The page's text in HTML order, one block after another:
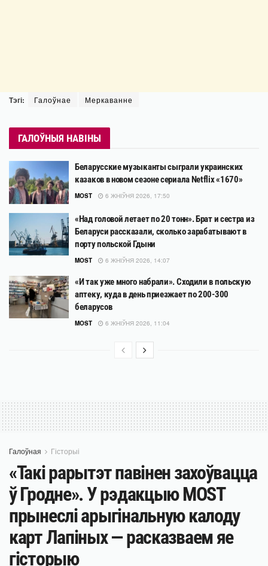
Тэгі: Галоўнае Меркаванне
ГАЛОЎНЫЯ НАВІНЫ
Беларусские музыканты сыграли украинских
казаков в новом сезоне сериала Netflix «1670»
MOST 6 ЖНІЎНЯ 2026, 17:50
«Над головой летает по 20 тонн». Брат и сестра из
Беларуси рассказали, сколько зарабатывают в
порту польской Гдыни
MOST 6 ЖНІЎНЯ 2026, 14:07
«И так уже много набрали». Сходили в польскую
аптеку, куда в день приезжает по 200-300
беларусов
MOST 6 ЖНІЎНЯ 2026, 11:04
Галоўная Гісторыі
«Такі рарытэт павінен захоўвацца
ў Гродне». У рэдакцыю MOST
прынеслі арыгінальную калоду
карт Лапіных — расказваем яе
гісторыю